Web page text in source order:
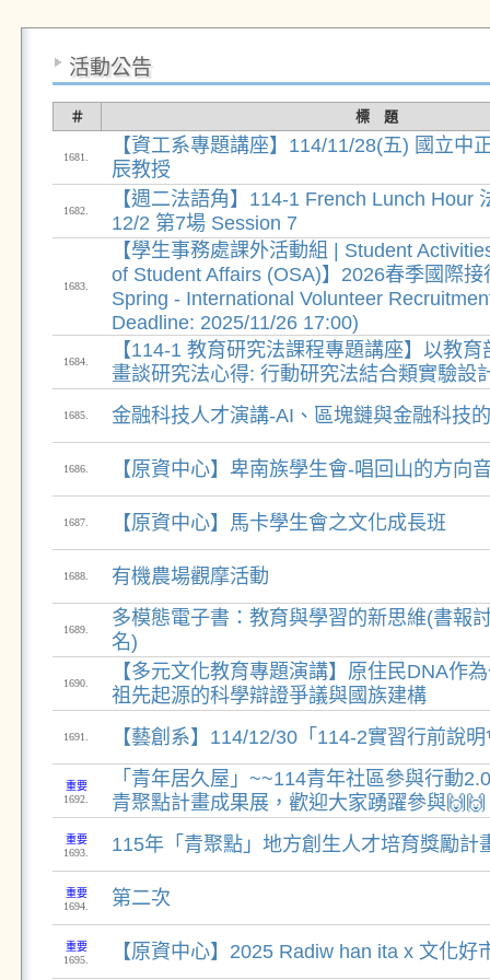
活動公告
＃ 標 題
1681.
【資工系專題講座】114/11/28(五) 國立中
辰教授
1682.
【週二法語角】114-1 French Lunch Hour
12/2 第7場 Session 7
1683.
【學生事務處課外活動組 | Student
of Student Affairs (OSA)】2026春季國際
Spring - International Volunteer
Deadline: 2025/11/26 17:00)
1684.
【114-1 教育研究法課程專題講座】以教
畫談研究法心得: 行動研究法結合類實驗設
1685. 金融科技人才演講-AI、區塊鏈與金融科技
1686. 【原資中心】卑南族學生會-唱回山的方向
1687. 【原資中心】馬卡學生會之文化成長班
1688. 有機農場觀摩活動
1689.
多模態電子書：教育與學習的新思維(書報
名)
1690.
【多元文化教育專題演講】原住民DNA作
祖先起源的科學辯證爭議與國族建構
1691. 【藝創系】114/12/30「114-2實習行前說
重要
1692.
「青年居久屋」~~114青年社區參與行動
青聚點計畫成果展，歡迎大家踴躍參與🙌🙌
重要
1693.
115年「青聚點」地方創生人才培育獎勵計
重要
1694.
第二次
重要
1695.
【原資中心】2025 Radiw han ita x 文化好